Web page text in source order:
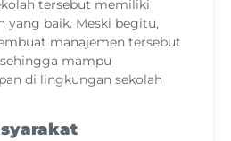
tersebut memiliki
yang baik. Meski begitu,
manajemen tersebut
mampu
di lingkungan sekolah